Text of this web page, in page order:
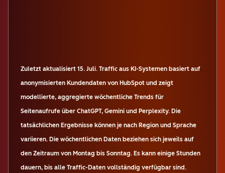
Zuletzt aktualisiert 15. Juli. Traffic aus KI-Systemen basiert auf
anonymisierten Kundendaten von HubSpot und zeigt
modellierte, aggregierte wöchentliche Trends für
Seitenaufrufe über ChatGPT, Gemini und Perplexity. Die
tatsächlichen Ergebnisse können je nach Region und Sprache
variieren. Die wöchentlichen Daten beziehen sich jeweils auf
den Zeitraum von Montag bis Sonntag. Es kann einige Stunden
dauern, bis alle Traffic-Daten vollständig verfügbar sind.